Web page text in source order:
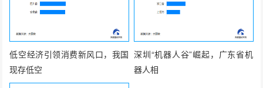
低空经济引领消费新风口，我国
现存低空
深圳“机器人谷”崛起，广东省机
器人相